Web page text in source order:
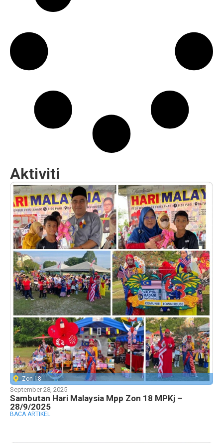
Aktiviti
Zon 18
September 28, 2025
Sambutan Hari Malaysia Mpp Zon 18 MPKj –
28/9/2025
BACA ARTIKEL